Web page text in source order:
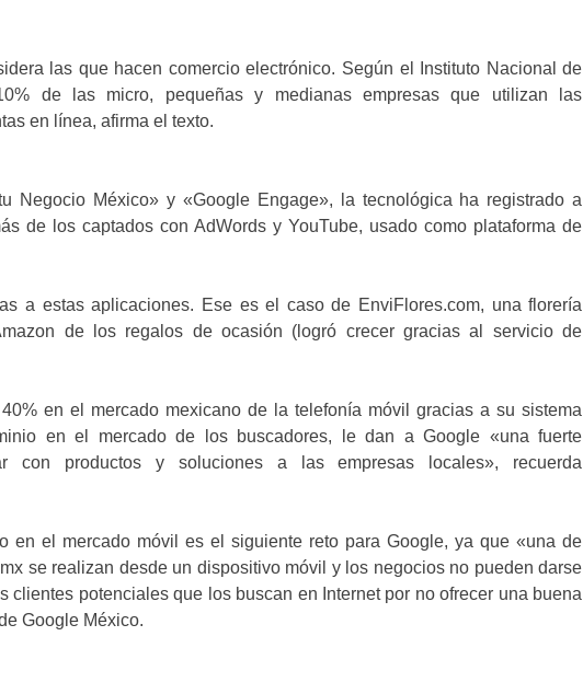
las que hacen comercio electrónico. Según el Instituto Nacional de
de las micro, pequeñas y medianas empresas que utilizan las
en línea, afirma el texto.
Negocio México» y «Google Engage», la tecnológica ha registrado a
de los captados con AdWords y YouTube, usado como plataforma de
a estas aplicaciones. Ese es el caso de EnviFlores.com, una florería
de los regalos de ocasión (logró crecer gracias al servicio de
en el mercado mexicano de la telefonía móvil gracias a su sistema
en el mercado de los buscadores, le dan a Google «una fuerte
con productos y soluciones a las empresas locales», recuerda
en el mercado móvil es el siguiente reto para Google, ya que «una de
se realizan desde un dispositivo móvil y los negocios no pueden darse
clientes potenciales que los buscan en Internet por no ofrecer una buena
Google México.